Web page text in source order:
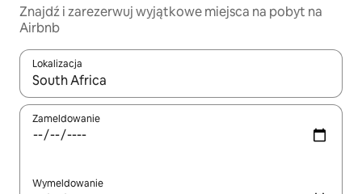
Znajdź i zarezerwuj wyjątkowe miejsca na pobyt na
Airbnb
Lokalizacja
Gdy wyniki będą dostępne, możesz poruszać się po nich za
Zameldowanie
Wymeldowanie